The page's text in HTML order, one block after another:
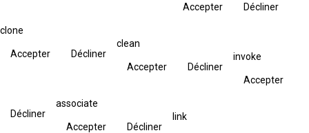
Accepter Décliner
clone
Accepter Décliner
clean
Accepter Décliner
invoke
Accepter
Décliner
associate
Accepter Décliner
link